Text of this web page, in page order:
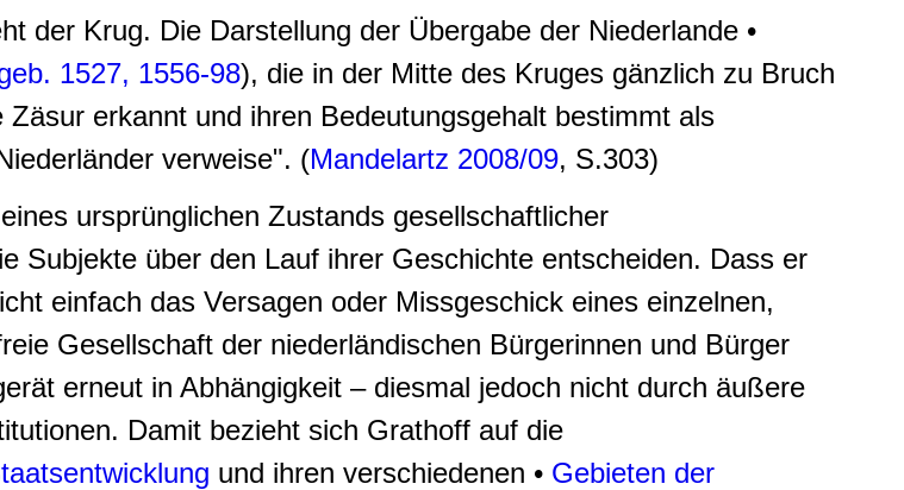
der Krug. Die Darstellung der Übergabe der Niederlande •
1527, 1556-98), die in der Mitte des Kruges gänzlich zu Bruch
erkannt und ihren Bedeutungsgehalt bestimmt als
verweise". (Mandelartz 2008/09, S.303)
ursprünglichen Zustands gesellschaftlicher
Subjekte über den Lauf ihrer Geschichte entscheiden. Dass er
einfach das Versagen oder Missgeschick eines einzelnen,
Gesellschaft der niederländischen Bürgerinnen und Bürger
erneut in Abhängigkeit – diesmal jedoch nicht durch äußere
Damit bezieht sich Grathoff auf die
und ihren verschiedenen • Gebieten der